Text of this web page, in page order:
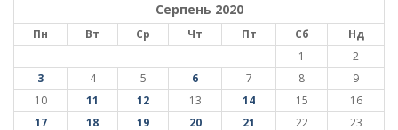
Серпень 2020
Пн Вт Ср Чт Пт Сб
Нд
1
2
3
4 5 6 7 8
9
10
11 12 13 14 15
16
17
18 19 20 21 22
23